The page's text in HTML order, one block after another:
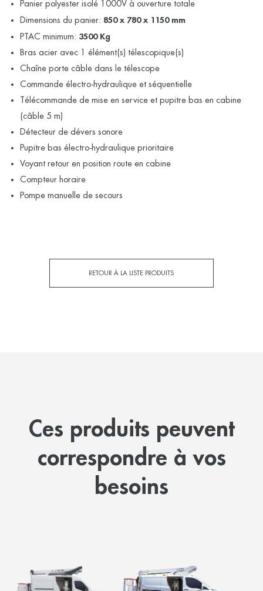
Panier polyester isolé 1000V à ouverture totale
Dimensions du panier: 850 x 780 x 1150 mm
PTAC minimum: 3500 Kg
Bras acier avec 1 élément(s) télescopique(s)
Chaîne porte câble dans le télescope
Commande électro-hydraulique et séquentielle
Télécommande de mise en service et pupitre bas en cabine
(câble 5 m)
Détecteur de dévers sonore
Pupitre bas électro-hydraulique prioritaire
Voyant retour en position route en cabine
Compteur horaire
Pompe manuelle de secours
RETOUR À LA LISTE PRODUITS
Ces produits peuvent
correspondre à vos
besoins